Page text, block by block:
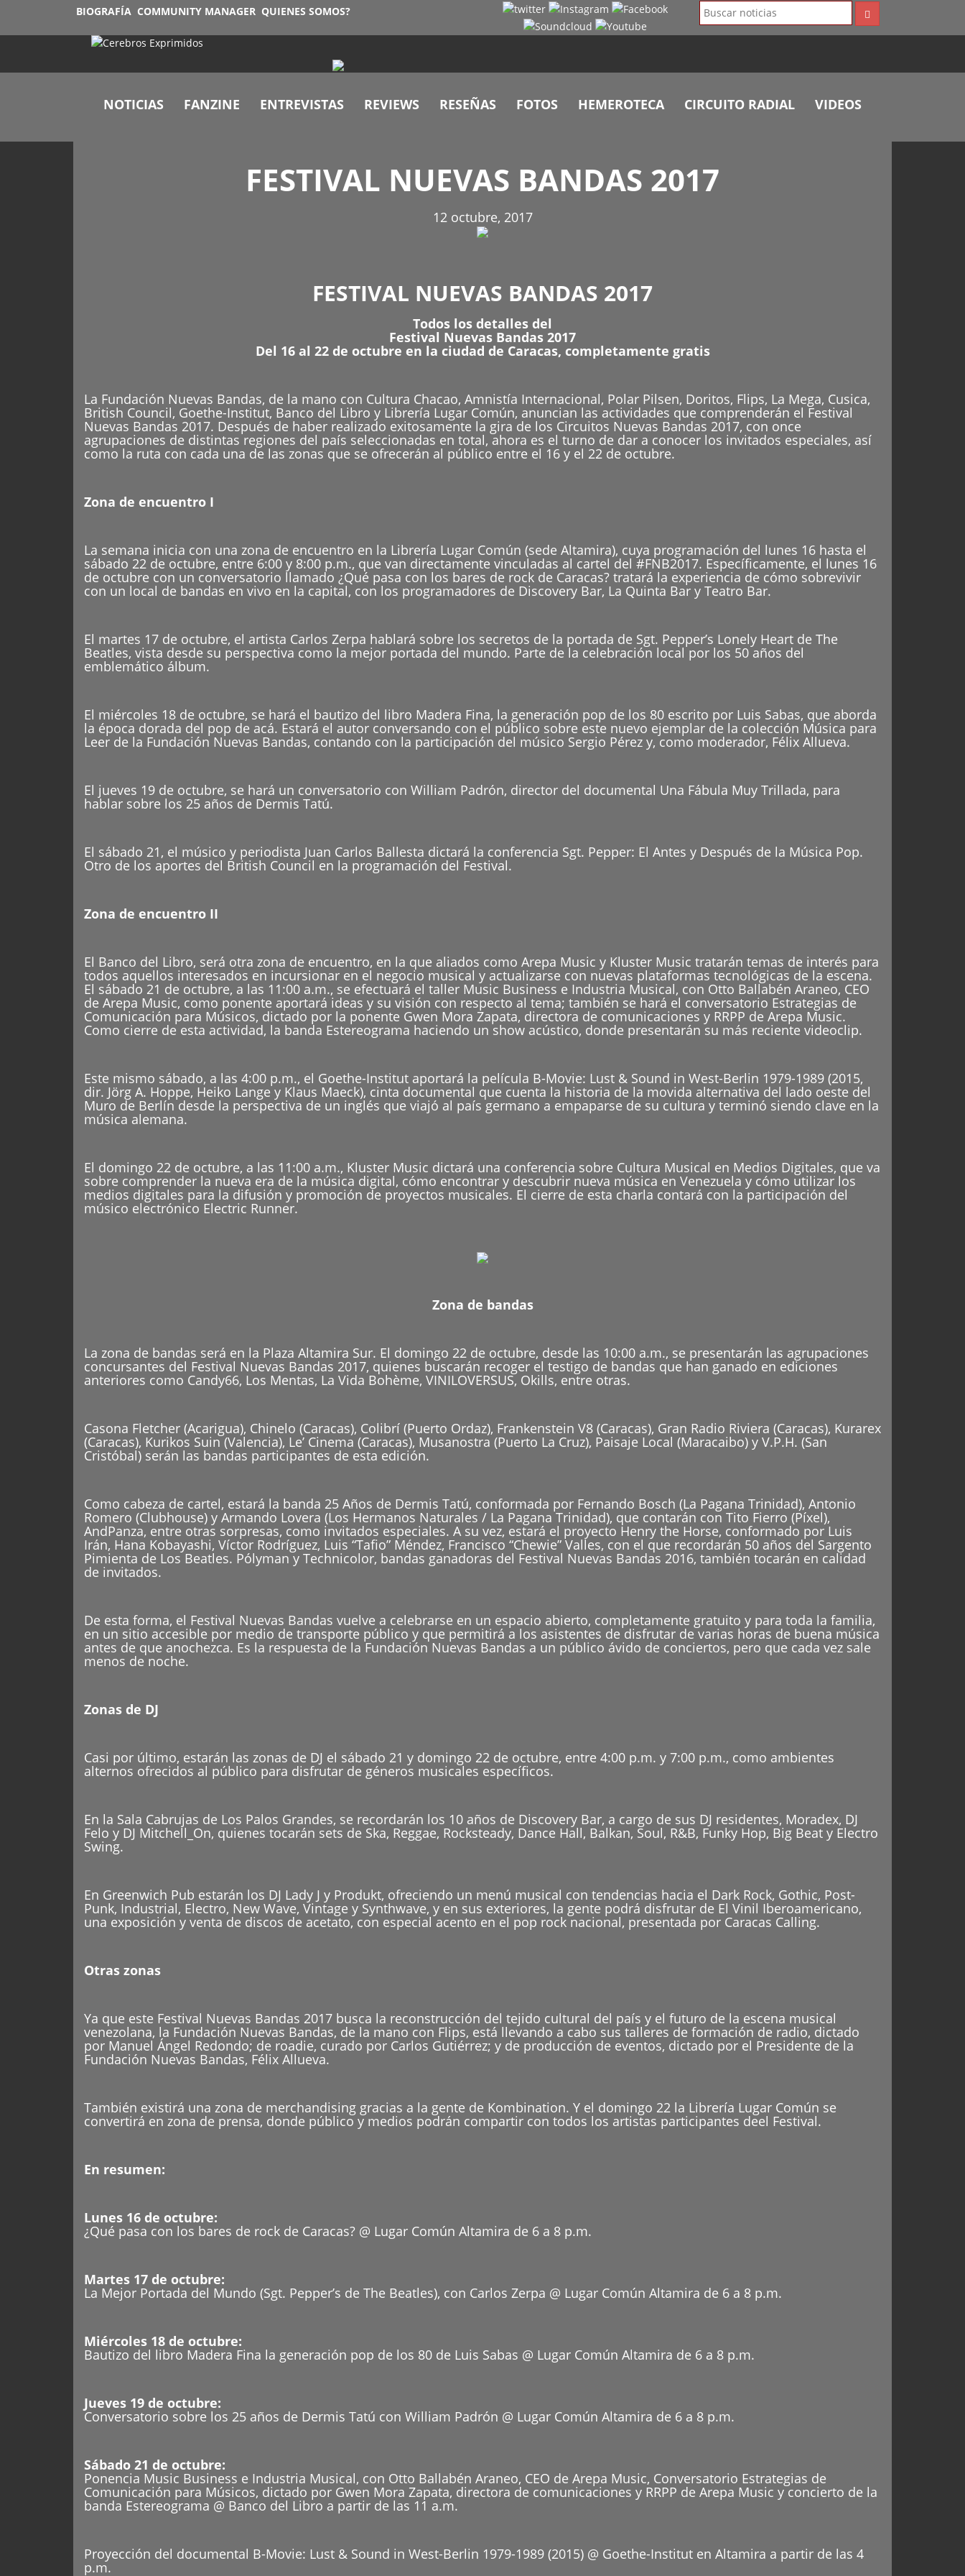
BIOGRAFÍA COMMUNITY MANAGER QUIENES SOMOS?
NOTICIAS FANZINE ENTREVISTAS REVIEWS RESEÑAS FOTOS HEMEROTECA CIRCUITO RADIAL VIDEOS
FESTIVAL NUEVAS BANDAS 2017
12 octubre, 2017
FESTIVAL NUEVAS BANDAS 2017
Todos los detalles del
Festival Nuevas Bandas 2017
Del 16 al 22 de octubre en la ciudad de Caracas, completamente gratis
La Fundación Nuevas Bandas, de la mano con Cultura Chacao, Amnistía Internacional, Polar Pilsen, Doritos, Flips, La Mega, Cusica,
British Council, Goethe-Institut, Banco del Libro y Librería Lugar Común, anuncian las actividades que comprenderán el Festival
Nuevas Bandas 2017. Después de haber realizado exitosamente la gira de los Circuitos Nuevas Bandas 2017, con once
agrupaciones de distintas regiones del país seleccionadas en total, ahora es el turno de dar a conocer los invitados especiales, así
como la ruta con cada una de las zonas que se ofrecerán al público entre el 16 y el 22 de octubre.
Zona de encuentro I
La semana inicia con una zona de encuentro en la Librería Lugar Común (sede Altamira), cuya programación del lunes 16 hasta el
sábado 22 de octubre, entre 6:00 y 8:00 p.m., que van directamente vinculadas al cartel del #FNB2017. Específicamente, el lunes 16
de octubre con un conversatorio llamado ¿Qué pasa con los bares de rock de Caracas? tratará la experiencia de cómo sobrevivir
con un local de bandas en vivo en la capital, con los programadores de Discovery Bar, La Quinta Bar y Teatro Bar.
El martes 17 de octubre, el artista Carlos Zerpa hablará sobre los secretos de la portada de Sgt. Pepper’s Lonely Heart de The
Beatles, vista desde su perspectiva como la mejor portada del mundo. Parte de la celebración local por los 50 años del
emblemático álbum.
El miércoles 18 de octubre, se hará el bautizo del libro Madera Fina, la generación pop de los 80 escrito por Luis Sabas, que aborda
la época dorada del pop de acá. Estará el autor conversando con el público sobre este nuevo ejemplar de la colección Música para
Leer de la Fundación Nuevas Bandas, contando con la participación del músico Sergio Pérez y, como moderador, Félix Allueva.
El jueves 19 de octubre, se hará un conversatorio con William Padrón, director del documental Una Fábula Muy Trillada, para
hablar sobre los 25 años de Dermis Tatú.
El sábado 21, el músico y periodista Juan Carlos Ballesta dictará la conferencia Sgt. Pepper: El Antes y Después de la Música Pop.
Otro de los aportes del British Council en la programación del Festival.
Zona de encuentro II
El Banco del Libro, será otra zona de encuentro, en la que aliados como Arepa Music y Kluster Music tratarán temas de interés para
todos aquellos interesados en incursionar en el negocio musical y actualizarse con nuevas plataformas tecnológicas de la escena.
El sábado 21 de octubre, a las 11:00 a.m., se efectuará el taller Music Business e Industria Musical, con Otto Ballabén Araneo, CEO
de Arepa Music, como ponente aportará ideas y su visión con respecto al tema; también se hará el conversatorio Estrategias de
Comunicación para Músicos, dictado por la ponente Gwen Mora Zapata, directora de comunicaciones y RRPP de Arepa Music.
Como cierre de esta actividad, la banda Estereograma haciendo un show acústico, donde presentarán su más reciente videoclip.
Este mismo sábado, a las 4:00 p.m., el Goethe-Institut aportará la película B-Movie: Lust & Sound in West-Berlin 1979-1989 (2015,
dir. Jörg A. Hoppe, Heiko Lange y Klaus Maeck), cinta documental que cuenta la historia de la movida alternativa del lado oeste del
Muro de Berlín desde la perspectiva de un inglés que viajó al país germano a empaparse de su cultura y terminó siendo clave en la
música alemana.
El domingo 22 de octubre, a las 11:00 a.m., Kluster Music dictará una conferencia sobre Cultura Musical en Medios Digitales, que va
sobre comprender la nueva era de la música digital, cómo encontrar y descubrir nueva música en Venezuela y cómo utilizar los
medios digitales para la difusión y promoción de proyectos musicales. El cierre de esta charla contará con la participación del
músico electrónico Electric Runner.
Zona de bandas
La zona de bandas será en la Plaza Altamira Sur. El domingo 22 de octubre, desde las 10:00 a.m., se presentarán las agrupaciones
concursantes del Festival Nuevas Bandas 2017, quienes buscarán recoger el testigo de bandas que han ganado en ediciones
anteriores como Candy66, Los Mentas, La Vida Bohème, VINILOVERSUS, Okills, entre otras.
Casona Fletcher (Acarigua), Chinelo (Caracas), Colibrí (Puerto Ordaz), Frankenstein V8 (Caracas), Gran Radio Riviera (Caracas), Kurarex
(Caracas), Kurikos Suin (Valencia), Le’ Cinema (Caracas), Musanostra (Puerto La Cruz), Paisaje Local (Maracaibo) y V.P.H. (San
Cristóbal) serán las bandas participantes de esta edición.
Como cabeza de cartel, estará la banda 25 Años de Dermis Tatú, conformada por Fernando Bosch (La Pagana Trinidad), Antonio
Romero (Clubhouse) y Armando Lovera (Los Hermanos Naturales / La Pagana Trinidad), que contarán con Tito Fierro (Píxel),
AndPanza, entre otras sorpresas, como invitados especiales. A su vez, estará el proyecto Henry the Horse, conformado por Luis
Irán, Hana Kobayashi, Víctor Rodríguez, Luis “Tafio” Méndez, Francisco “Chewie” Valles, con el que recordarán 50 años del Sargento
Pimienta de Los Beatles. Pólyman y Technicolor, bandas ganadoras del Festival Nuevas Bandas 2016, también tocarán en calidad
de invitados.
De esta forma, el Festival Nuevas Bandas vuelve a celebrarse en un espacio abierto, completamente gratuito y para toda la familia,
en un sitio accesible por medio de transporte público y que permitirá a los asistentes de disfrutar de varias horas de buena música
antes de que anochezca. Es la respuesta de la Fundación Nuevas Bandas a un público ávido de conciertos, pero que cada vez sale
menos de noche.
Zonas de DJ
Casi por último, estarán las zonas de DJ el sábado 21 y domingo 22 de octubre, entre 4:00 p.m. y 7:00 p.m., como ambientes
alternos ofrecidos al público para disfrutar de géneros musicales específicos.
En la Sala Cabrujas de Los Palos Grandes, se recordarán los 10 años de Discovery Bar, a cargo de sus DJ residentes, Moradex, DJ
Felo y DJ Mitchell_On, quienes tocarán sets de Ska, Reggae, Rocksteady, Dance Hall, Balkan, Soul, R&B, Funky Hop, Big Beat y Electro
Swing.
En Greenwich Pub estarán los DJ Lady J y Produkt, ofreciendo un menú musical con tendencias hacia el Dark Rock, Gothic, Post-
Punk, Industrial, Electro, New Wave, Vintage y Synthwave, y en sus exteriores, la gente podrá disfrutar de El Vinil Iberoamericano,
una exposición y venta de discos de acetato, con especial acento en el pop rock nacional, presentada por Caracas Calling.
Otras zonas
Ya que este Festival Nuevas Bandas 2017 busca la reconstrucción del tejido cultural del país y el futuro de la escena musical
venezolana, la Fundación Nuevas Bandas, de la mano con Flips, está llevando a cabo sus talleres de formación de radio, dictado
por Manuel Ángel Redondo; de roadie, curado por Carlos Gutiérrez; y de producción de eventos, dictado por el Presidente de la
Fundación Nuevas Bandas, Félix Allueva.
También existirá una zona de merchandising gracias a la gente de Kombination. Y el domingo 22 la Librería Lugar Común se
convertirá en zona de prensa, donde público y medios podrán compartir con todos los artistas participantes deel Festival.
En resumen:
Lunes 16 de octubre:
¿Qué pasa con los bares de rock de Caracas? @ Lugar Común Altamira de 6 a 8 p.m.
Martes 17 de octubre:
La Mejor Portada del Mundo (Sgt. Pepper’s de The Beatles), con Carlos Zerpa @ Lugar Común Altamira de 6 a 8 p.m.
Miércoles 18 de octubre:
Bautizo del libro Madera Fina la generación pop de los 80 de Luis Sabas @ Lugar Común Altamira de 6 a 8 p.m.
Jueves 19 de octubre:
Conversatorio sobre los 25 años de Dermis Tatú con William Padrón @ Lugar Común Altamira de 6 a 8 p.m.
Sábado 21 de octubre:
Ponencia Music Business e Industria Musical, con Otto Ballabén Araneo, CEO de Arepa Music, Conversatorio Estrategias de
Comunicación para Músicos, dictado por Gwen Mora Zapata, directora de comunicaciones y RRPP de Arepa Music y concierto de la
banda Estereograma @ Banco del Libro a partir de las 11 a.m.
Proyección del documental B-Movie: Lust & Sound in West-Berlin 1979-1989 (2015) @ Goethe-Institut en Altamira a partir de las 4
p.m.